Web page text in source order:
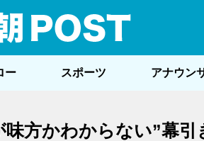
ー スポーツ アナウン
方かわからない”幕引